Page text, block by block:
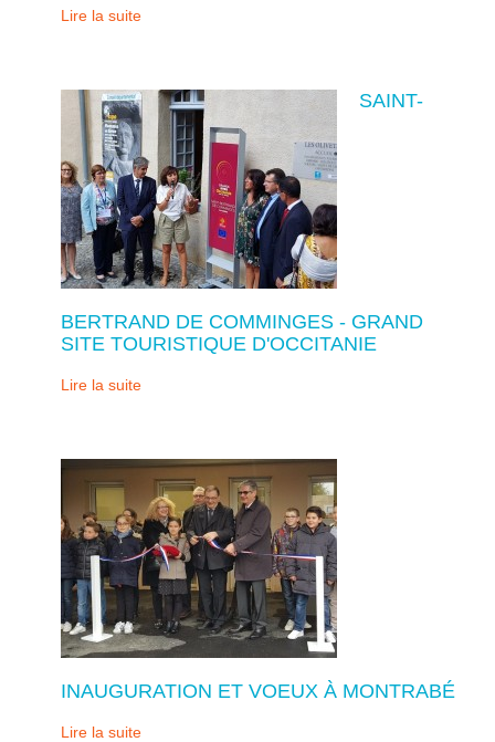
Lire la suite
SAINT-
BERTRAND DE COMMINGES - GRAND
SITE TOURISTIQUE D'OCCITANIE
Lire la suite
INAUGURATION ET VOEUX À MONTRABÉ
Lire la suite